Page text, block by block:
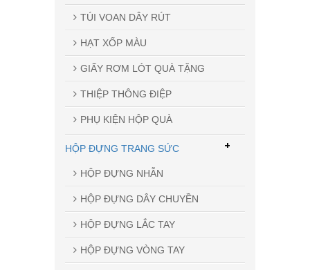
TÚI VOAN DÂY RÚT
HẠT XỐP MÀU
GIẤY RƠM LÓT QUÀ TẶNG
THIỆP THÔNG ĐIỆP
PHỤ KIỆN HỘP QUÀ
HỘP ĐỰNG TRANG SỨC
HỘP ĐỰNG NHẪN
HỘP ĐỰNG DÂY CHUYỀN
HỘP ĐỰNG LẮC TAY
HỘP ĐỰNG VÒNG TAY
+